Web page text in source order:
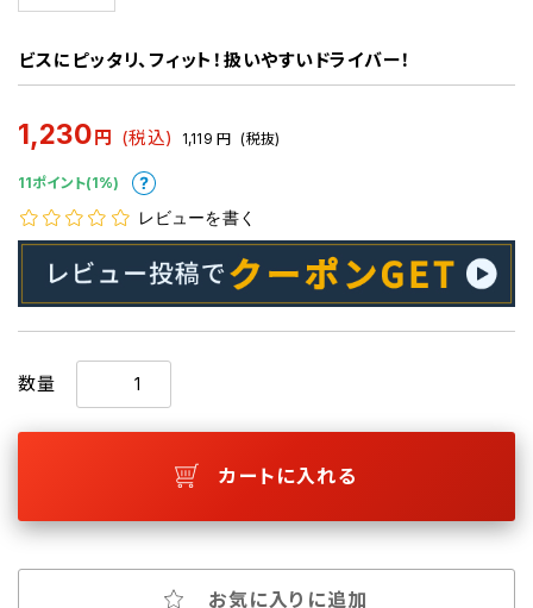
ビスにピッタリ、フィット！扱いやすいドライバー！
1,230 円 (税込) 1,119 円 (税抜)
11ポイント(1%)
レビューを書く
数量
カートに入れる
お気に入りに追加